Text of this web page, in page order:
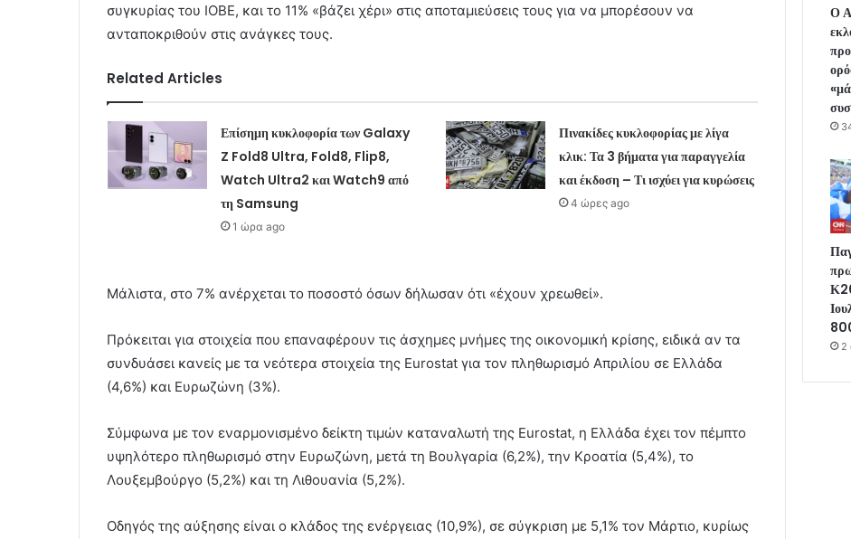
συγκυρίας του ΙΟΒΕ, και το 11% «βάζει χέρι» στις αποταμιεύσεις τους για να μπορέσουν να
ανταποκριθούν στις ανάγκες τους.
Related Articles
Επίσημη κυκλοφορία των Galaxy
Z Fold8 Ultra, Fold8, Flip8,
Watch Ultra2 και Watch9 από
τη Samsung
1 ώρα ago
Πινακίδες κυκλοφορίας με λίγα
κλικ: Τα 3 βήματα για παραγγελία
και έκδοση – Τι ισχύει για κυρώσεις
4 ώρες ago
Μάλιστα, στο 7% ανέρχεται το ποσοστό όσων δήλωσαν ότι «έχουν χρεωθεί».
Πρόκειται για στοιχεία που επαναφέρουν τις άσχημες μνήμες της οικονομική κρίσης, ειδικά αν τα
συνδυάσει κανείς με τα νεότερα στοιχεία της Eurostat για τον πληθωρισμό Απριλίου σε Ελλάδα
(4,6%) και Ευρωζώνη (3%).
Σύμφωνα με τον εναρμονισμένο δείκτη τιμών καταναλωτή της Eurostat, η Ελλάδα έχει τον πέμπτο
υψηλότερο πληθωρισμό στην Ευρωζώνη, μετά τη Βουλγαρία (6,2%), την Κροατία (5,4%), το
Λουξεμβούργο (5,2%) και τη Λιθουανία (5,2%).
Οδηγός της αύξησης είναι ο κλάδος της ενέργειας (10,9%), σε σύγκριση με 5,1% τον Μάρτιο, κυρίως
Ο
2